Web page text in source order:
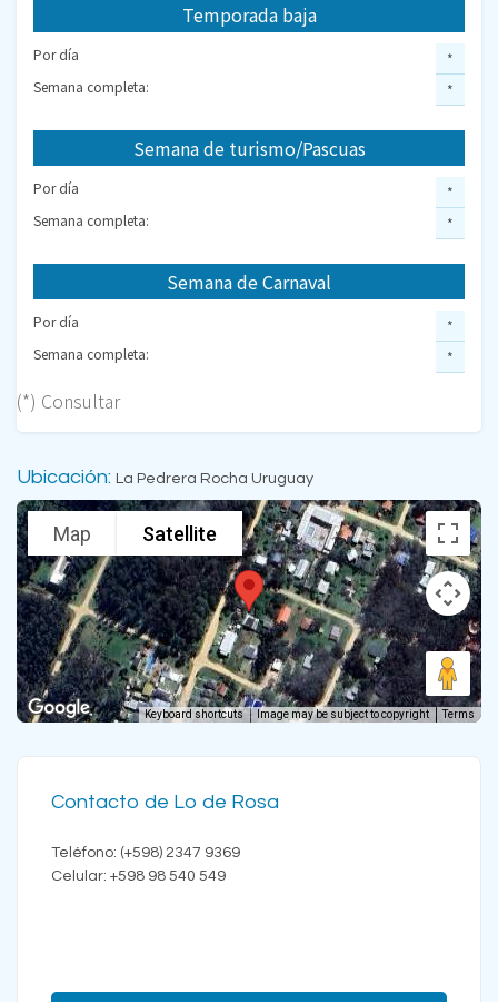
Temporada baja
Por día
Semana completa:
*
*
Semana de turismo/Pascuas
Por día
Semana completa:
*
*
Semana de Carnaval
Por día
Semana completa:
*
*
(*) Consultar
Ubicación: La Pedrera Rocha Uruguay
Map Satellite
Keyboard shortcuts Image may be subject to copyright Terms
Contacto de Lo de Rosa
Teléfono: (+598) 2347 9369
Celular: +598 98 540 549